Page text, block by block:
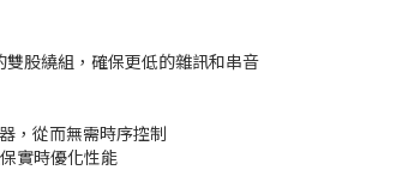
股繞組，確保更低的雜訊和串音
，從而無需時序控制
實時優化性能